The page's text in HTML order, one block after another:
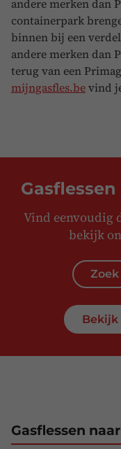
andere merken dan
containerpark
binnen bij een
andere merken dan
terug van een
mijngasfles.bevind
Vind eenvoudig
bekijk
Bekijk
Gasflessen